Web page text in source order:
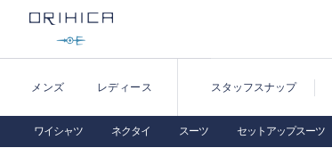
メンズ レディース スタッフスナップ
ワイシャツ ネクタイ スーツ セットアップスーツ